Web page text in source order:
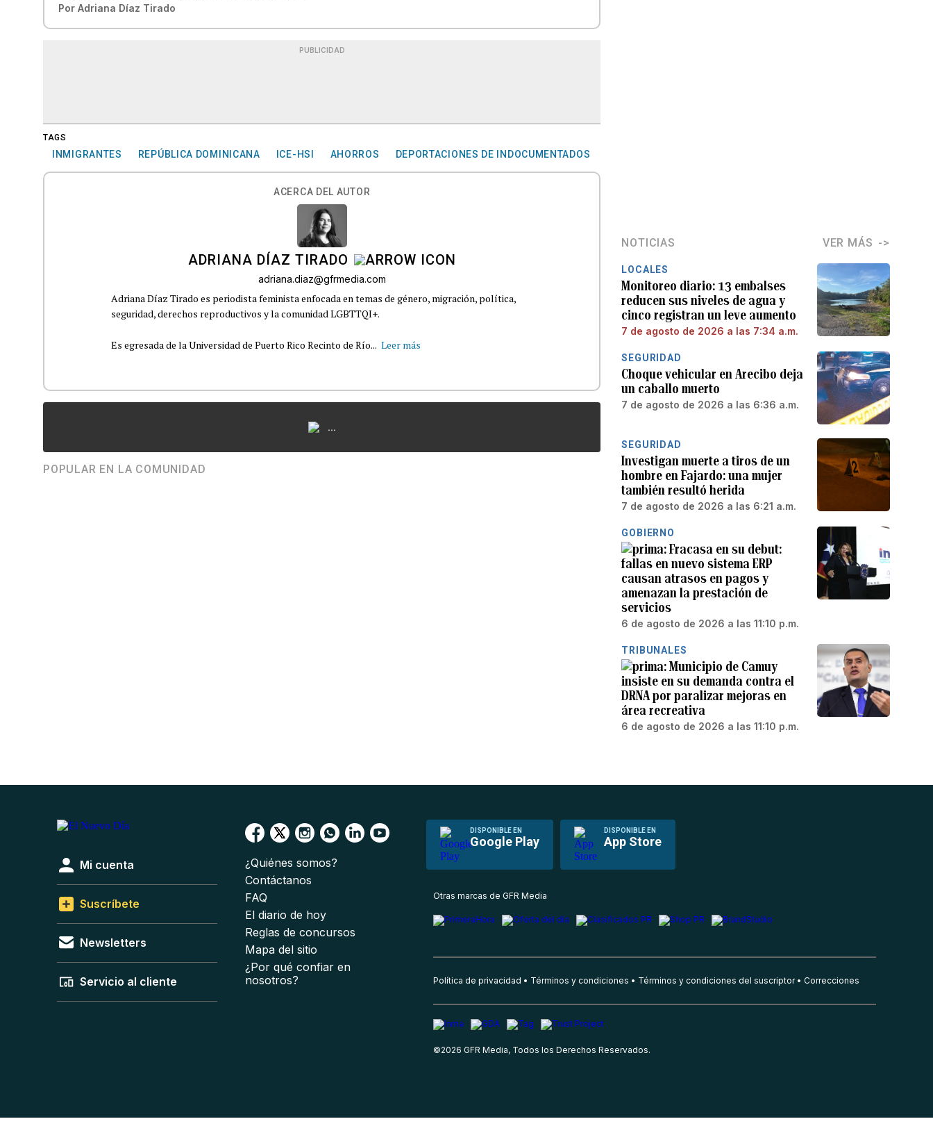
Por Adriana Díaz Tirado
PUBLICIDAD
TAGS
INMIGRANTES REPÚBLICA DOMINICANA ICE-HSI AHORROS DEPORTACIONES DE INDOCUMENTADOS
ACERCA DEL AUTOR
ADRIANA DÍAZ TIRADO
adriana.diaz@gfrmedia.com
Adriana Díaz Tirado es periodista feminista enfocada en temas de género, migración, política,
seguridad, derechos reproductivos y la comunidad LGBTTQI+.
Es egresada de la Universidad de Puerto Rico Recinto de Río... Leer más
...
POPULAR EN LA COMUNIDAD
NOTICIAS VER MÁS
LOCALES
Monitoreo diario: 13 embalses
reducen sus niveles de agua y
cinco registran un leve aumento
7 de agosto de 2026 a las 7:34 a.m.
SEGURIDAD
Choque vehicular en Arecibo deja
un caballo muerto
7 de agosto de 2026 a las 6:36 a.m.
SEGURIDAD
Investigan muerte a tiros de un
hombre en Fajardo: una mujer
también resultó herida
7 de agosto de 2026 a las 6:21 a.m.
GOBIERNO
Fracasa en su debut:
fallas en nuevo sistema ERP
causan atrasos en pagos y
amenazan la prestación de
servicios
6 de agosto de 2026 a las 11:10 p.m.
TRIBUNALES
Municipio de Camuy
insiste en su demanda contra el
DRNA por paralizar mejoras en
área recreativa
6 de agosto de 2026 a las 11:10 p.m.
DISPONIBLE EN
Google Play
DISPONIBLE EN
App Store
Mi cuenta
Suscríbete
Newsletters
Servicio al cliente
¿Quiénes somos?
Contáctanos
FAQ
El diario de hoy
Reglas de concursos
Mapa del sitio
¿Por qué confiar en
nosotros?
Otras marcas de GFR Media
Política de privacidad Términos y condiciones Términos y condiciones del suscriptor Correcciones
©2026 GFR Media, Todos los Derechos Reservados.